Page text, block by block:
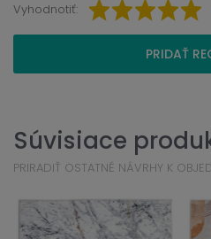
Vyhodnotiť:
PRIDAŤ
Súvisiace
PRIRADIŤ OSTATNÉ NÁVRHY K